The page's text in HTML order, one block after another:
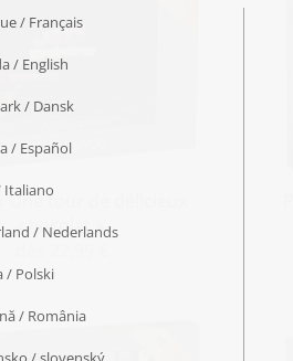
Une tour de délicieux
chocolat »